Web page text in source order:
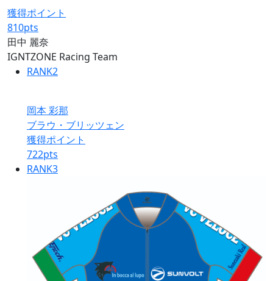
獲得ポイント
810pts
田中 麗奈
IGNTZONE Racing Team
RANK2
岡本 彩那
ブラウ・ブリッツェン
獲得ポイント
722pts
RANK3